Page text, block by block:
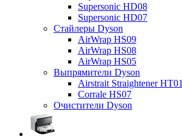
Supersonic HD08
Supersonic HD07
Стайлеры Dyson
AirWrap HS09
AirWrap HS08
AirWrap HS05
Выпрямители Dyson
Airstrait Straightener HT01
Corrale HS07
Очистители Dyson